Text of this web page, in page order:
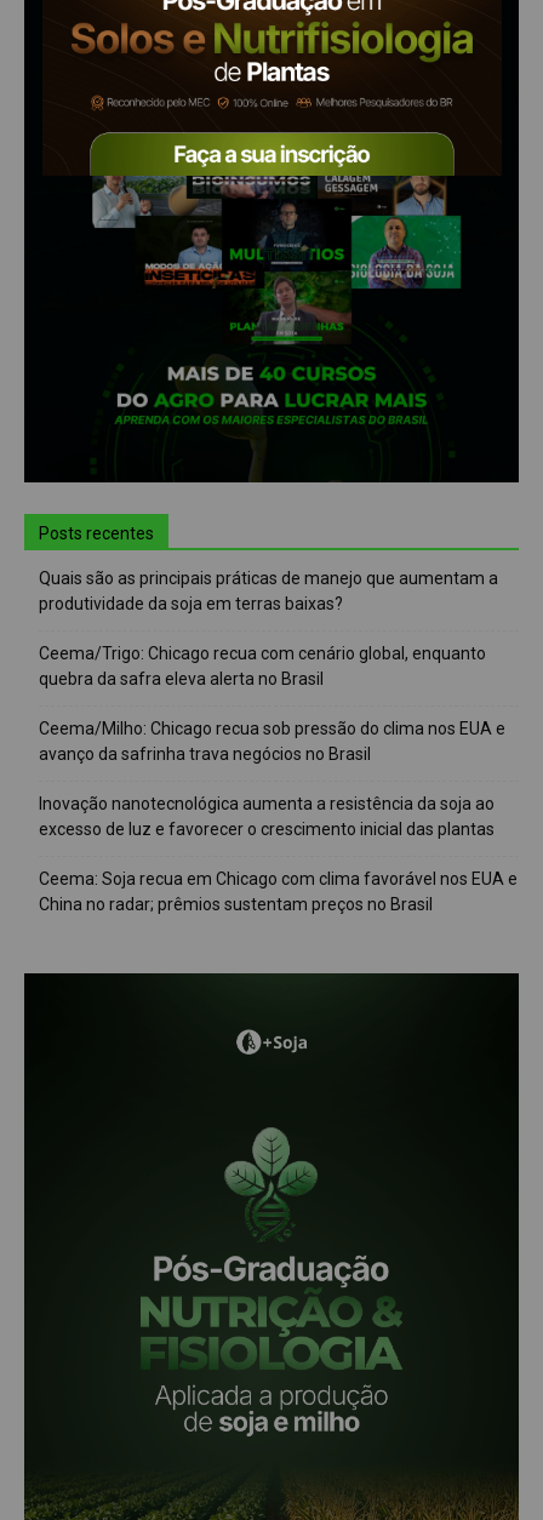
Posts recentes
Quais são as principais práticas de manejo que aumentam a
produtividade da soja em terras baixas?
Ceema/Trigo: Chicago recua com cenário global, enquanto
quebra da safra eleva alerta no Brasil
Ceema/Milho: Chicago recua sob pressão do clima nos EUA e
avanço da safrinha trava negócios no Brasil
Inovação nanotecnológica aumenta a resistência da soja ao
excesso de luz e favorecer o crescimento inicial das plantas
Ceema: Soja recua em Chicago com clima favorável nos EUA e
China no radar; prêmios sustentam preços no Brasil